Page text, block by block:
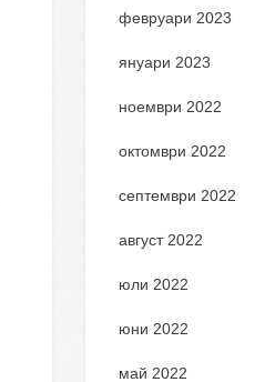
февруари 2023
януари 2023
ноември 2022
октомври 2022
септември 2022
август 2022
юли 2022
юни 2022
май 2022